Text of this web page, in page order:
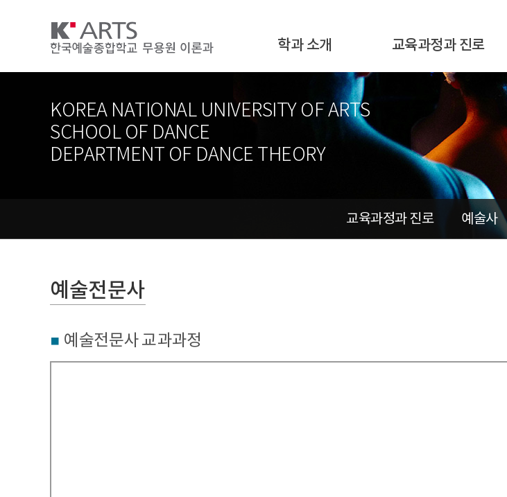
학과 소개 교육과정과 진로
KOREA NATIONAL UNIVERSITY OF ARTS
SCHOOL OF DANCE
DEPARTMENT OF DANCE THEORY
교육과정과 진로 예술사
예술전문사
예술전문사 교과과정